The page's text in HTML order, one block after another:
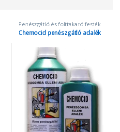
Penészgátló és folttakaró festék
Chemocid penészgátló adalék